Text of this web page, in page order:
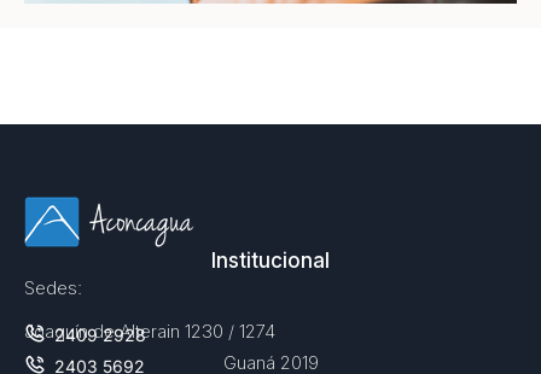
Institucional
Sedes:
Joaquín de Alterain 1230 / 1274
2409 2928
Guaná 2019
2403 5692